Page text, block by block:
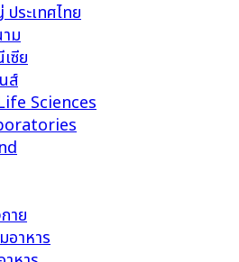
ระเทศไทย
ม
ซีย
ส์
Sciences
าย
าหาร